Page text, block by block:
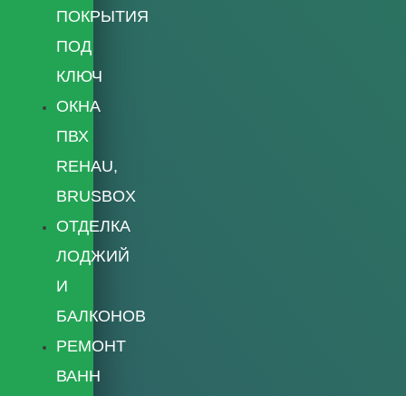
ПОКРЫТИЯ
ПОД
КЛЮЧ
ОКНА
ПВХ
REHAU,
BRUSBOX
ОТДЕЛКА
ЛОДЖИЙ
И
БАЛКОНОВ
РЕМОНТ
ВАНН